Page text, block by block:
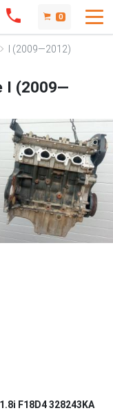
0
I (2009—2012)
I (2009—
F18D4 328243KA